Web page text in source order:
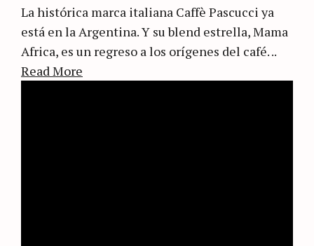
La histórica marca italiana Caffè Pascucci ya
está en la Argentina. Y su blend estrella, Mama
Africa, es un regreso a los orígenes del café. ..
Read More